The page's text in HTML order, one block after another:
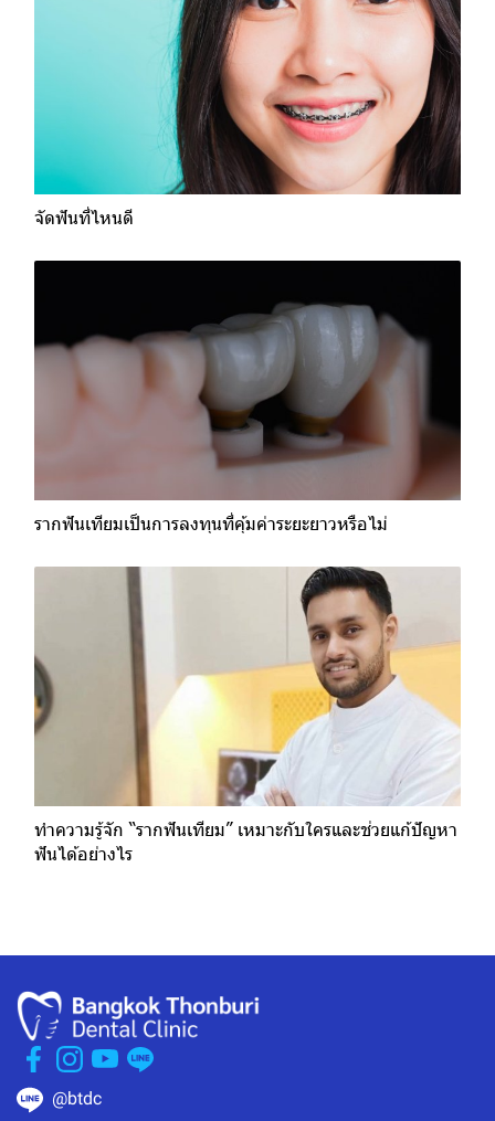
จัดฟันที่ไหนดี
รากฟันเทียมเป็นการลงทุนที่คุ้มค่าระยะยาวหรือไม่
ทำความรู้จัก “รากฟันเทียม” เหมาะกับใครและช่วยแก้ปัญหา
ฟันได้อย่างไร
@btdc